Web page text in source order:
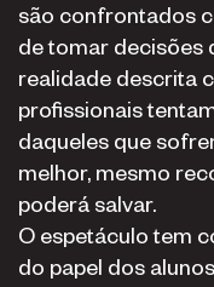
são confrontados
de tomar decisões
realidade descrita
profissionais
daqueles que
melhor, mesmo
poderá salvar.
O espetáculo tem
do papel dos